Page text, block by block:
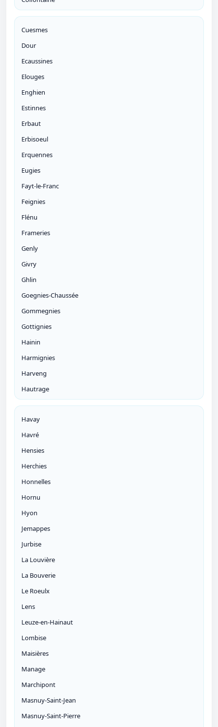
Cuesmes
Dour
Ecaussines
Elouges
Enghien
Estinnes
Erbaut
Erbisoeul
Erquennes
Eugies
Fayt-le-Franc
Feignies
Flénu
Frameries
Genly
Givry
Ghlin
Goegnies-Chaussée
Gommegnies
Gottignies
Hainin
Harmignies
Harveng
Hautrage
Havay
Havré
Hensies
Herchies
Honnelles
Hornu
Hyon
Jemappes
Jurbise
La Louvière
La Bouverie
Le Roeulx
Lens
Leuze-en-Hainaut
Lombise
Maisières
Manage
Marchipont
Masnuy-Saint-Jean
Masnuy-Saint-Pierre